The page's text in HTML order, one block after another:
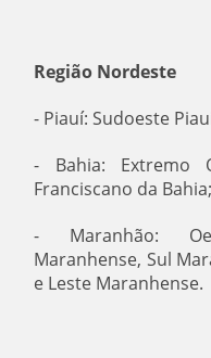
Região Nordeste
- Piauí: Sudoeste
- Bahia: Extremo
Franciscano da Bahia;
- Maranhão:
Maranhense, Sul
e Leste Maranhense.